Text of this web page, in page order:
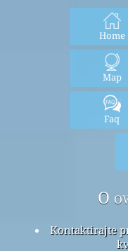
Home
Map
Faq
O
Kontaktirajte